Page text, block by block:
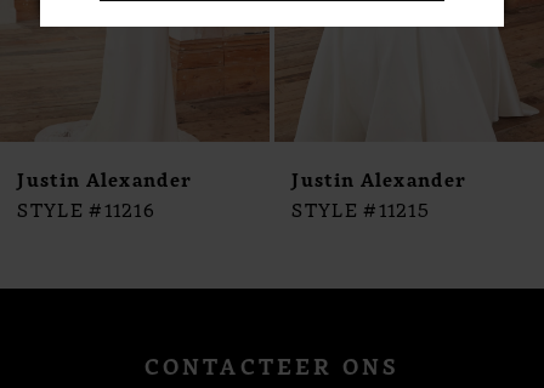
10
11
12
14
Justin Alexander
STYLE #11216
Justin Alexander
STYLE #11215
CONTACTEER ONS